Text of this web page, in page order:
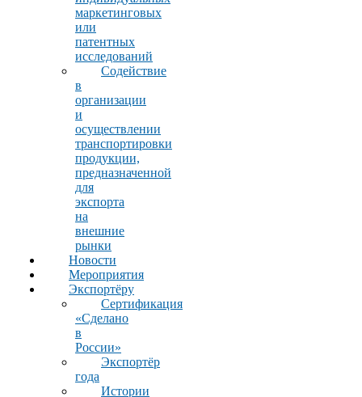
маркетинговых
или
патентных
исследований
Содействие
в
организации
и
осуществлении
транспортировки
продукции,
предназначенной
для
экспорта
на
внешние
рынки
Новости
Мероприятия
Экспортёру
Сертификация
«Сделано
в
России»
Экспортёр
года
Истории